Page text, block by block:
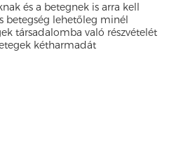
és a betegnek is arra kell
betegség lehetőleg minél
társadalomba való részvételét
kétharmadát